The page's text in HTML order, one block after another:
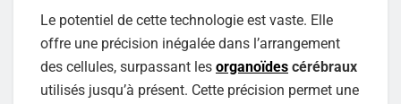
Le potentiel de cette technologie est vaste. Elle
offre une précision inégalée dans l’arrangement
des cellules, surpassant les organoïdes cérébraux
utilisés jusqu’à présent. Cette précision permet une